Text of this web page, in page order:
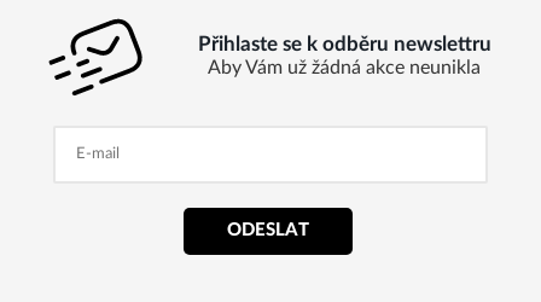
Přihlaste se k odběru newslettru
Aby Vám už žádná akce neunikla
ODESLAT